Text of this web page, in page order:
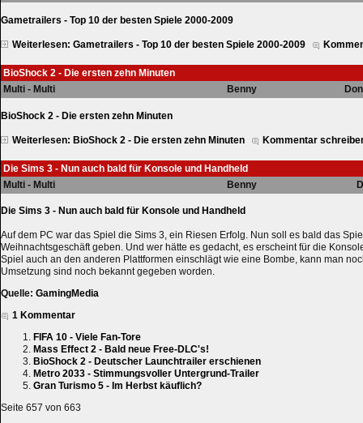
Gametrailers - Top 10 der besten Spiele 2000-2009
Weiterlesen: Gametrailers - Top 10 der besten Spiele 2000-2009
BioShock 2 - Die ersten zehn Minuten
Multi - Multi
Benny
BioShock 2 - Die ersten zehn Minuten
Weiterlesen: BioShock 2 - Die ersten zehn Minuten Kommentar
Die Sims 3 - Nun auch bald für Konsole und Handheld
Multi - Multi
Benny
Die Sims 3 - Nun auch bald für Konsole und Handheld
Auf dem PC war das Spiel die Sims 3, ein Riesen Erfolg. Nun soll es bald das
Weihnachtsgeschäft geben. Und wer hätte es gedacht, es erscheint für die
Spiel auch an den anderen Plattformen einschlägt wie eine Bombe, kann man
Umsetzung sind noch bekannt gegeben worden.
Quelle: GamingMedia
1 Kommentar
FIFA 10 - Viele Fan-Tore
Mass Effect 2 - Bald neue Free-DLC's!
BioShock 2 - Deutscher Launchtrailer erschienen
Metro 2033 - Stimmungsvoller Untergrund-Trailer
Gran Turismo 5 - Im Herbst käuflich?
Seite 657 von 663